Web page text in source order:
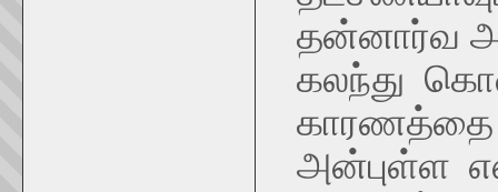
தன்னார்வ
கலந்து
காரணத்தை
அன்புள்ள